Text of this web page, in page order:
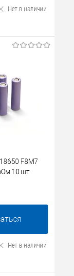
Нет в наличии
F8M7
10 шт
Нет в наличии